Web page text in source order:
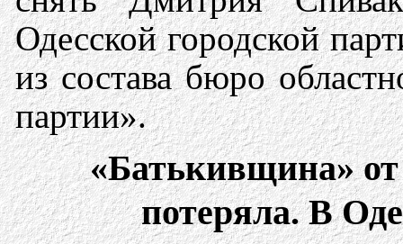
Одесской городской
из состава бюро
партии».
«Батькивщина»
потеряла. В